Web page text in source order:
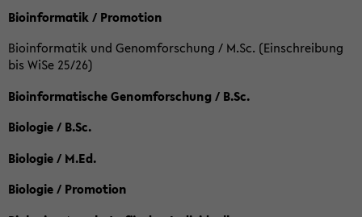
Bioinformatik / Promotion
Bioinformatik und Genomforschung / M.Sc. (Einschreibung
bis WiSe 25/26)
Bioinformatische Genomforschung / B.Sc.
Biologie / B.Sc.
Biologie / M.Ed.
Biologie / Promotion